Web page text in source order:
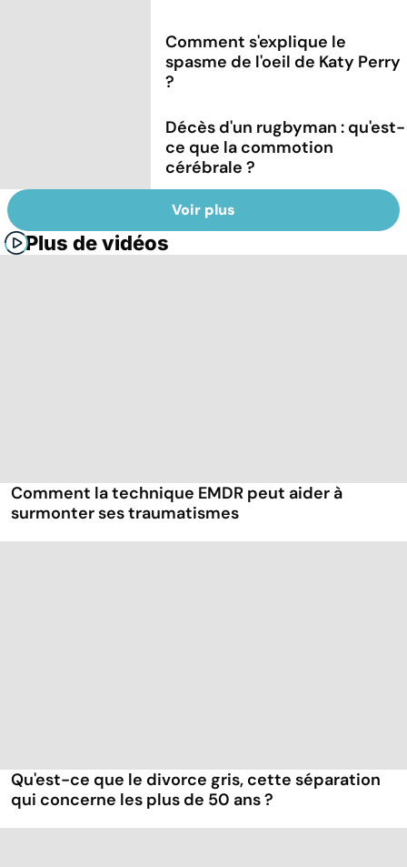
Comment s'explique le
spasme de l'oeil de Katy Perry
?
Décès d'un rugbyman : qu'est-
ce que la commotion
cérébrale ?
Voir plus
Plus de vidéos
Comment la technique EMDR peut aider à
surmonter ses traumatismes
Qu'est-ce que le divorce gris, cette séparation
qui concerne les plus de 50 ans ?